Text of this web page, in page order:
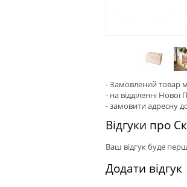
- Замовлений товар
- на відділенні
- замовити адресну
Відгуки про
Ваш відгук буде
Додати відгук